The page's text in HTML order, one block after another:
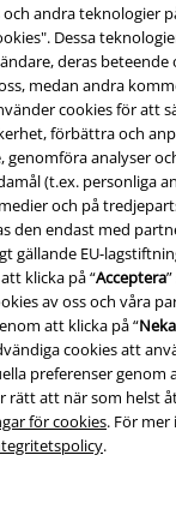
andra teknologier
Dessa
deras beteende
medan andra
cookies för att
förbättra och
genomföra analyser
(t.ex. personliga
och på
den endast med
gällande EU-
klicka på “Acceptera
av oss och våra
att klicka på “
cookies att
preferenser genom
rätt att när som helst
för cookies. För
.
Villkor
miljöskydd